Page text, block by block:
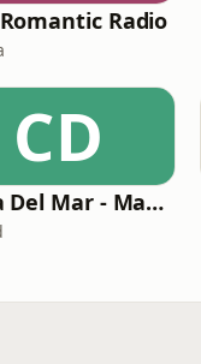
Radio
CD
Costa Del Mar - Madrid FM